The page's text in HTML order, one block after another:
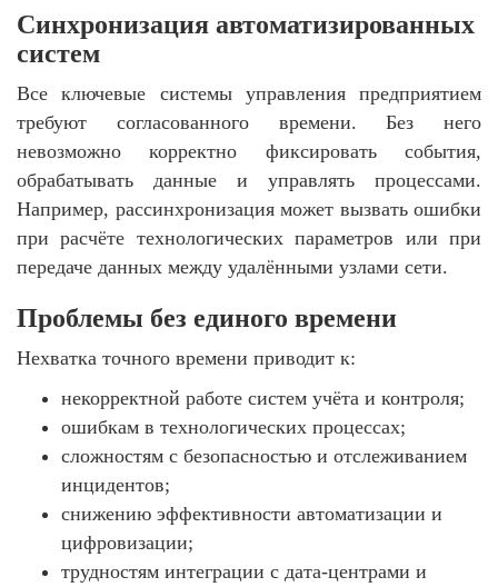
Синхронизация автоматизированных
систем
Все ключевые системы управления предприятием
требуют согласованного времени. Без него
невозможно корректно фиксировать события,
обрабатывать данные и управлять процессами.
Например, рассинхронизация может вызвать ошибки
при расчёте технологических параметров или при
передаче данных между удалёнными узлами сети.
Проблемы без единого времени
Нехватка точного времени приводит к:
некорректной работе систем учёта и контроля;
ошибкам в технологических процессах;
сложностям с безопасностью и отслеживанием
инцидентов;
снижению эффективности автоматизации и
цифровизации;
трудностям интеграции с дата-центрами и